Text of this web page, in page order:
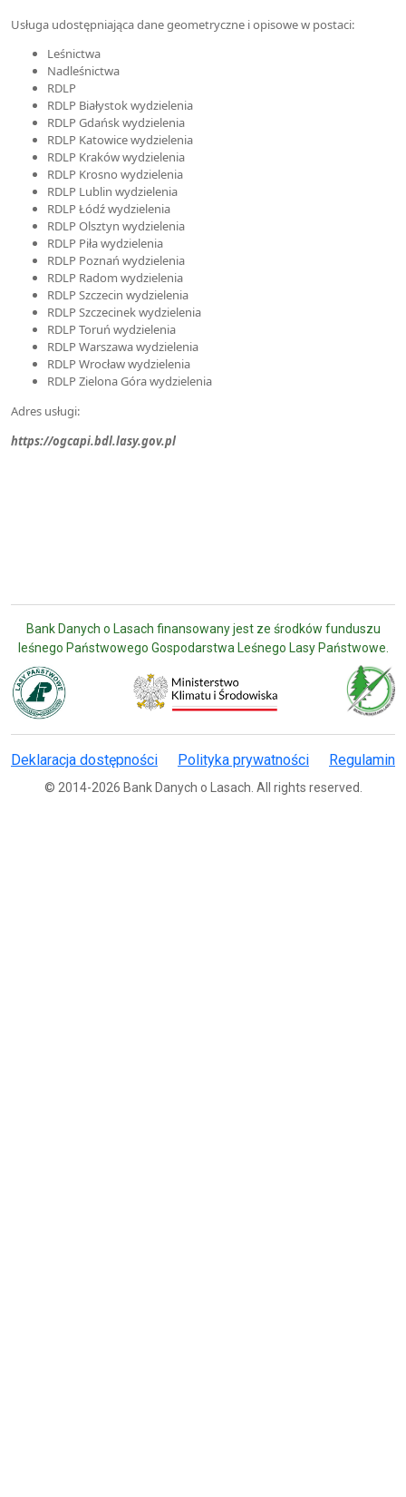
Usługa udostępniająca dane geometryczne i opisowe w postaci:
Leśnictwa
Nadleśnictwa
RDLP
RDLP Białystok wydzielenia
RDLP Gdańsk wydzielenia
RDLP Katowice wydzielenia
RDLP Kraków wydzielenia
RDLP Krosno wydzielenia
RDLP Lublin wydzielenia
RDLP Łódź wydzielenia
RDLP Olsztyn wydzielenia
RDLP Piła wydzielenia
RDLP Poznań wydzielenia
RDLP Radom wydzielenia
RDLP Szczecin wydzielenia
RDLP Szczecinek wydzielenia
RDLP Toruń wydzielenia
RDLP Warszawa wydzielenia
RDLP Wrocław wydzielenia
RDLP Zielona Góra wydzielenia
Adres usługi:
https://ogcapi.bdl.lasy.gov.pl
Bank Danych o Lasach finansowany jest ze środków funduszu
leśnego Państwowego Gospodarstwa Leśnego Lasy Państwowe.
Deklaracja dostępności Polityka prywatności Regulamin
© 2014-2026 Bank Danych o Lasach. All rights reserved.